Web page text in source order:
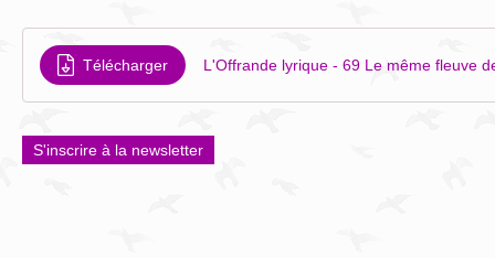
Télécharger L'Offrande lyrique - 69 Le même fleuve
S'inscrire à la newsletter